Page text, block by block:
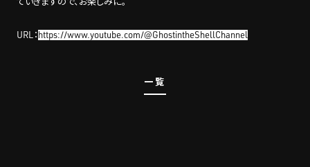
URL：https://www.youtube.com/@GhostintheShellChannel
一覧